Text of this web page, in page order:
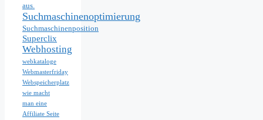
aus.
Suchmaschinenoptimierung
Suchmaschinenposition
Superclix
Webhosting
webkataloge
Webmasterfriday
Webspeicherplatz
wie macht
man eine
Affiliate Seite